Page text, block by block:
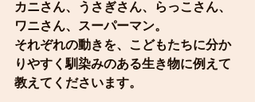
カニさん、うさぎさん、らっこさん、
ワニさん、スーパーマン。
それぞれの動きを、こどもたちに分か
りやすく馴染みのある生き物に例えて
教えてくださいます。